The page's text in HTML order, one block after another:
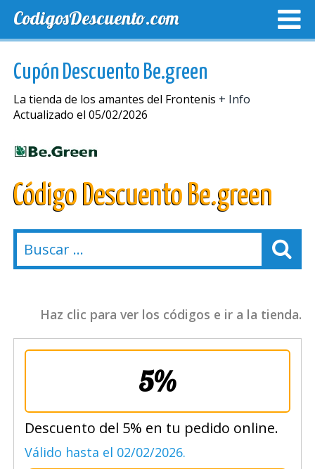
CodigosDescuento.com
Cupón Descuento Be.green
La tienda de los amantes del Frontenis + Info
Actualizado el 05/02/2026
Código Descuento Be.green
Haz clic para ver los códigos e ir a la tienda.
5%
Descuento del 5% en tu pedido online.
Válido hasta el 02/02/2026.